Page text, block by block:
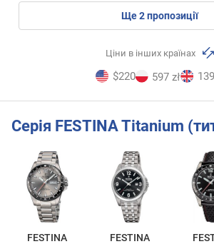
ще2пропозиції
Ціни в інших країнах
$220 597 zł
Серія FESTINA Titanium
FESTINA
FESTINA